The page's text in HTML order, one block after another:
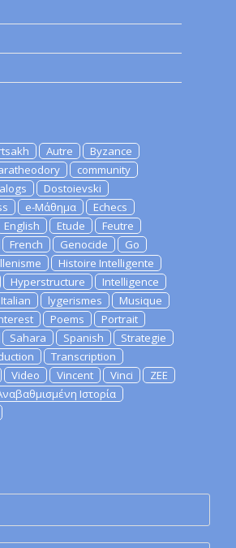
Autre
Byzance
community
Dostoievski
e-Μάθημα
Echecs
English Etude
Feutre
French Genocide
Go
Histoire Intelligente
Hyperstructure
Intelligence
Italian lygerismes
Musique
Poems
Portrait
Sahara Spanish
Strategie
Transcription
Video Vincent Vinci
ZEE
Ιστορία